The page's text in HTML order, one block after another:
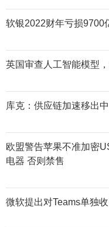
软银2022财年亏损9700
英国审查人工智能模型
库克：供应链加速移出
欧盟警告苹果不准加密
电器 否则禁售
微软提出对Teams单独